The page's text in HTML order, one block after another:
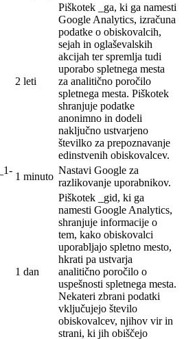
2 leti
Piškotek _ga, ki ga namesti
Google Analytics, izračuna
podatke o obiskovalcih,
sejah in oglaševalskih
akcijah ter spremlja tudi
uporabo spletnega mesta
za analitično poročilo
spletnega mesta. Piškotek
shranjuje podatke
anonimno in dodeli
naključno ustvarjeno
številko za prepoznavanje
edinstvenih obiskovalcev.
1 minuto
Nastavi Google za
razlikovanje uporabnikov.
1 dan
Piškotek _gid, ki ga
namesti Google Analytics,
shranjuje informacije o
tem, kako obiskovalci
uporabljajo spletno mesto,
hkrati pa ustvarja
analitično poročilo o
uspešnosti spletnega mesta.
Nekateri zbrani podatki
vključujejo število
obiskovalcev, njihov vir in
strani, ki jih obiščejo